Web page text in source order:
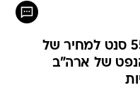
חוזי הנפט לפברואר ירדו ב-55 סנט למחיר של
הנפט של ארה"ב